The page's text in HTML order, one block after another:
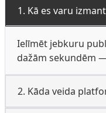
1. Kā es varu
Ielīmēt jebkuru
dažām sekundēm
2. Kāda veida